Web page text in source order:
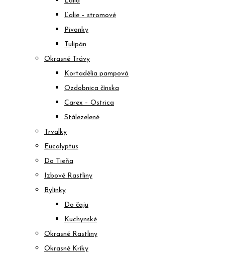
Ľalie – stromové
Pivonky
Tulipán
Okrasné Trávy
Kortadélia pampová
Ozdobnica čínska
Carex – Ostrica
Stálezelené
Trvalky
Eucalyptus
Do Tieňa
Izbové Rastliny
Bylinky
Do čaju
Kuchynské
Okrasné Rastliny
Okrasné Kríky